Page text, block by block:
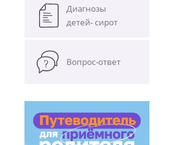
Диагнозы
детей- сирот
Вопрос-ответ